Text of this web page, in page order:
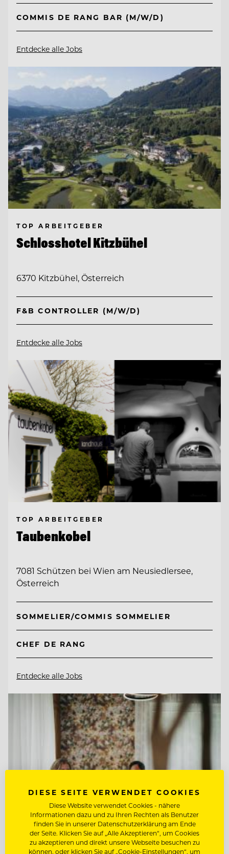
COMMIS DE RANG BAR (M/W/D)
Entdecke alle Jobs
TOP ARBEITGEBER
Schlosshotel Kitzbühel
6370 Kitzbühel, Österreich
F&B CONTROLLER (M/W/D)
Entdecke alle Jobs
TOP ARBEITGEBER
Taubenkobel
7081 Schützen bei Wien am Neusiedlersee,
Österreich
SOMMELIER/COMMIS SOMMELIER
CHEF DE RANG
Entdecke alle Jobs
DIESE SEITE VERWENDET COOKIES
Diese Website verwendet Cookies - nähere
Informationen dazu und zu Ihren Rechten als Benutzer
finden Sie in unserer Datenschutzerklärung am Ende
der Seite. Klicken Sie auf „Alle Akzeptieren“, um Cookies
zu akzeptieren und direkt unsere Webseite besuchen zu
können, oder klicken Sie auf „Cookie-Einstellungen“, um